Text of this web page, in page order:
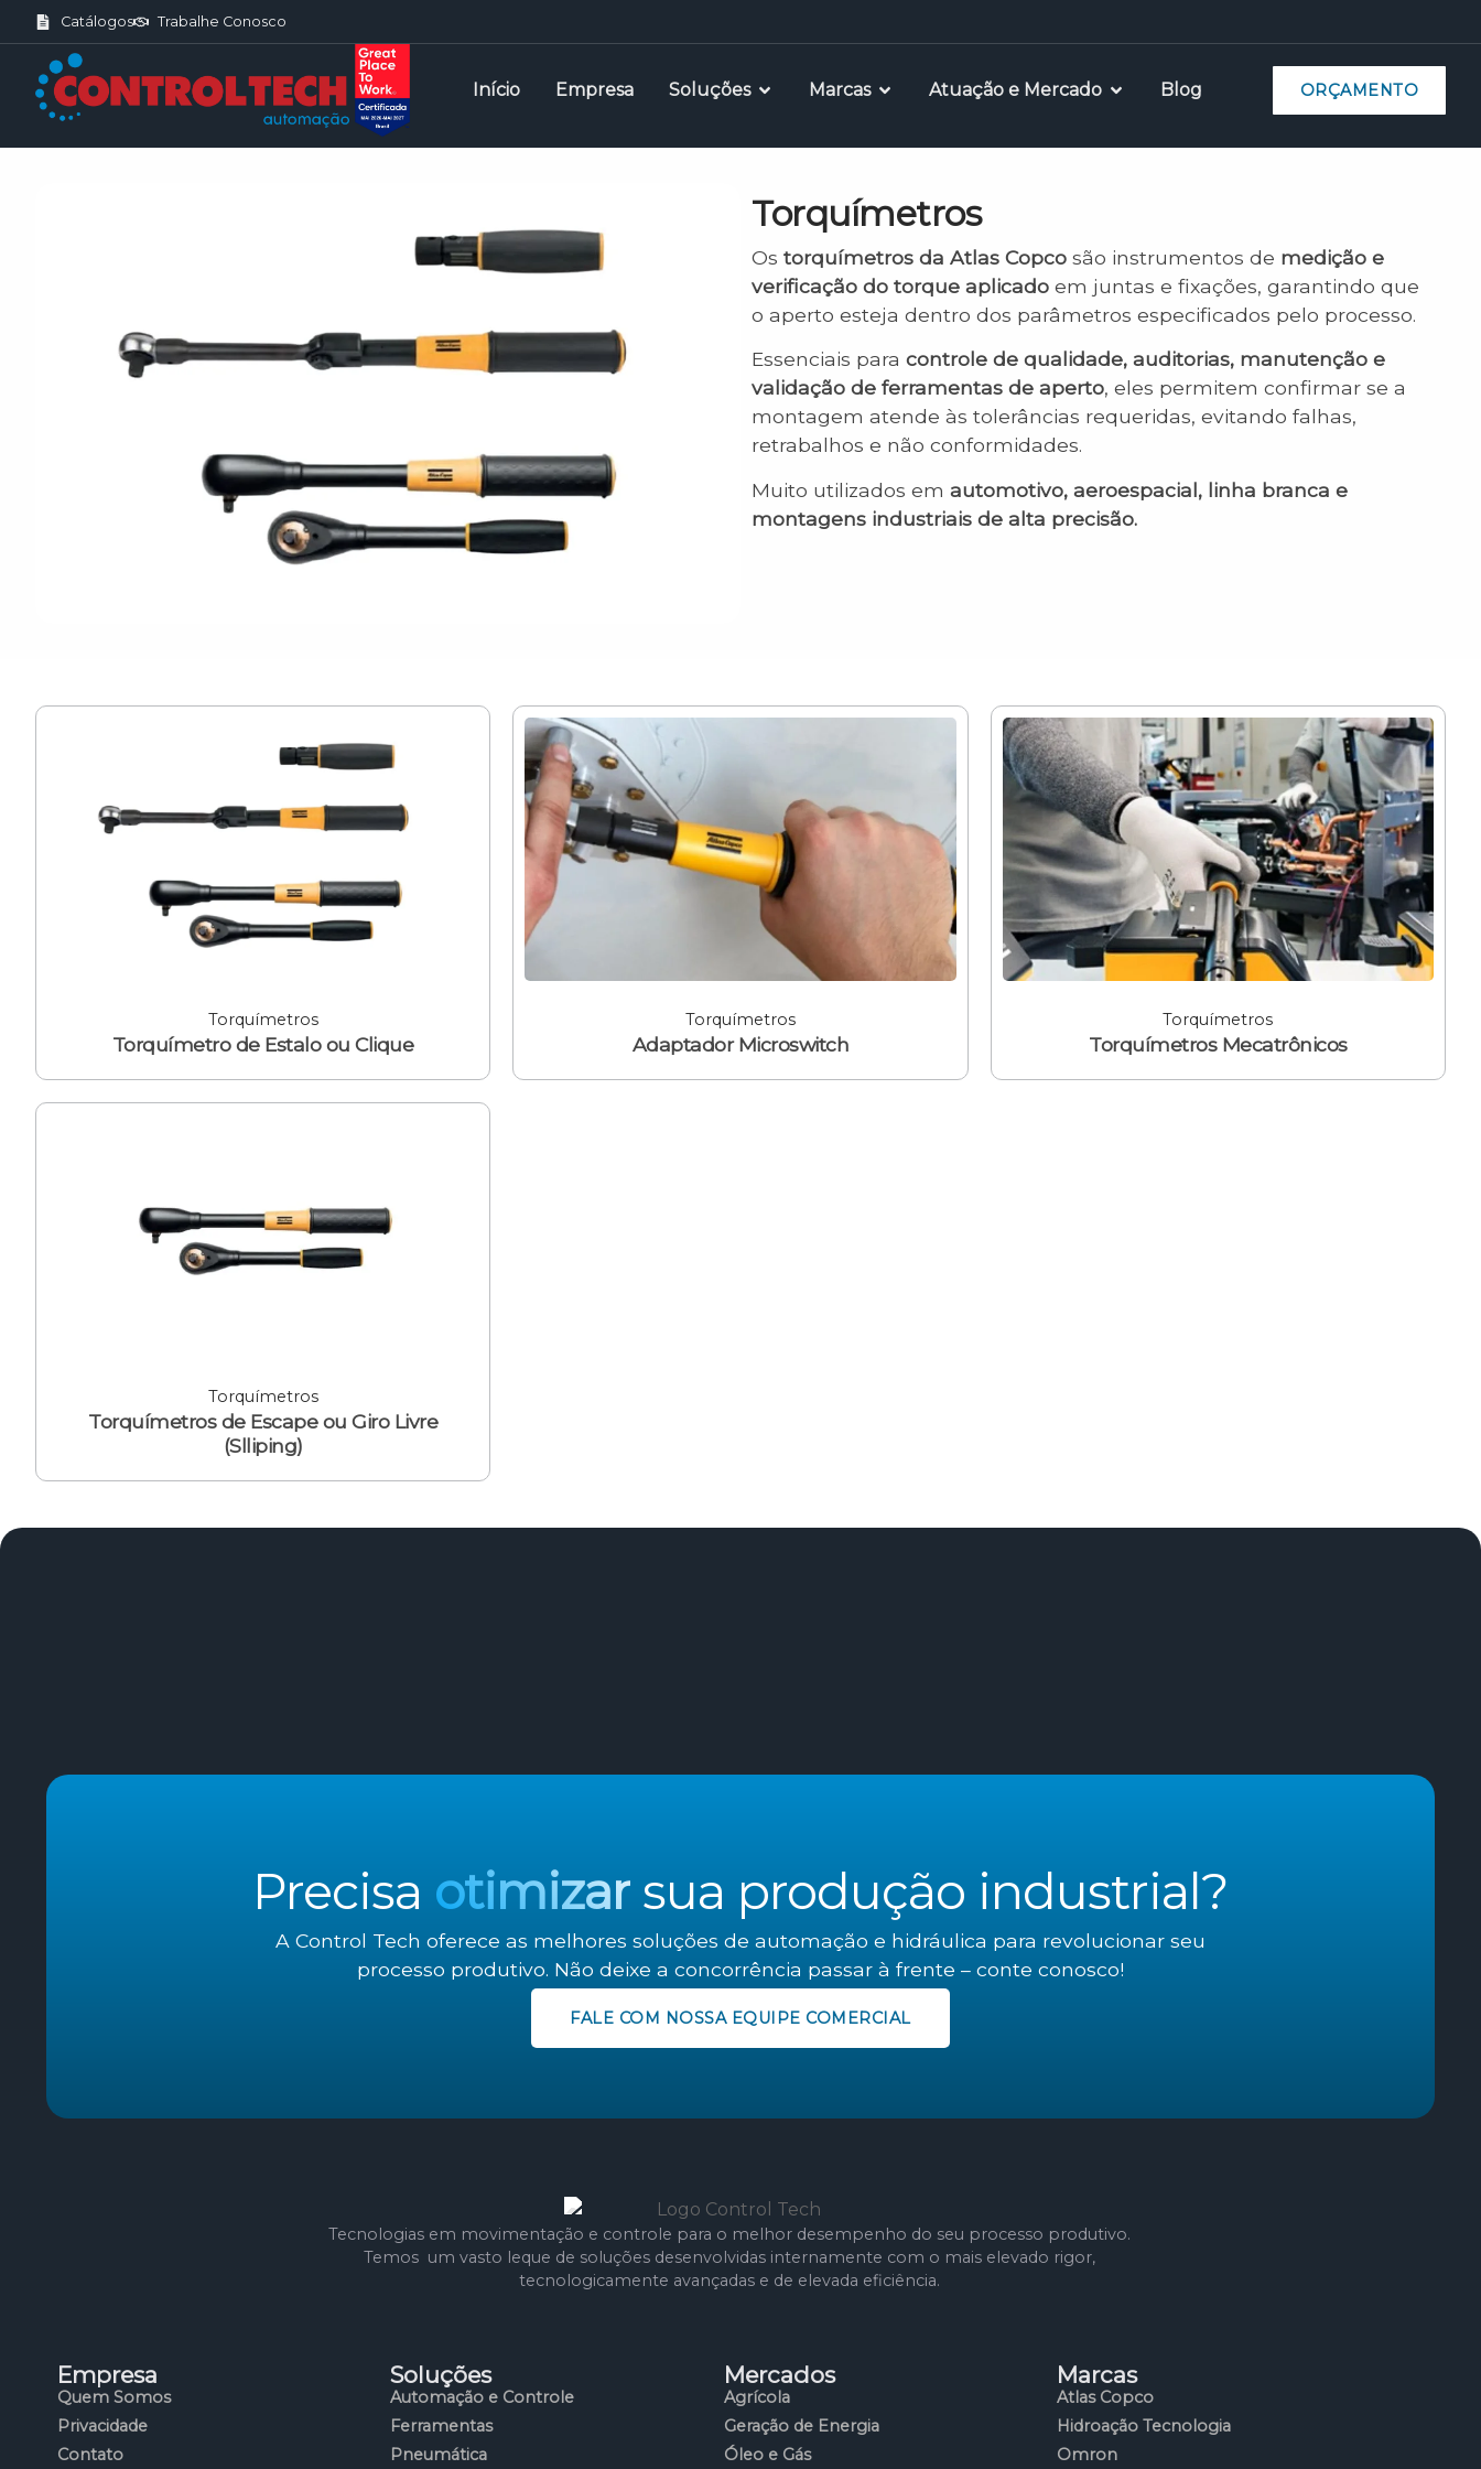
Catálogos Trabalhe Conosco
Início Empresa Soluções Marcas Atuação e Mercado Blog ORÇAMENTO
Torquímetros
Os torquímetros da Atlas Copco são instrumentos de medição e
verificação do torque aplicado em juntas e fixações, garantindo que
o aperto esteja dentro dos parâmetros especificados pelo processo.
Essenciais para controle de qualidade, auditorias, manutenção e
validação de ferramentas de aperto, eles permitem confirmar se a
montagem atende às tolerâncias requeridas, evitando falhas,
retrabalhos e não conformidades.
Muito utilizados em automotivo, aeroespacial, linha branca e
montagens industriais de alta precisão.
Torquímetros
Torquímetro de Estalo ou Clique
Torquímetros
Adaptador Microswitch
Torquímetros
Torquímetros Mecatrônicos
Torquímetros
Torquímetros de Escape ou Giro Livre
(Slliping)
Precisa otimizar sua produção industrial?
A Control Tech oferece as melhores soluções de automação e hidráulica para revolucionar seu
processo produtivo. Não deixe a concorrência passar à frente – conte conosco!
FALE COM NOSSA EQUIPE COMERCIAL
Tecnologias em movimentação e controle para o melhor desempenho do seu processo produtivo.
Temos um vasto leque de soluções desenvolvidas internamente com o mais elevado rigor,
tecnologicamente avançadas e de elevada eficiência.
Empresa
Quem Somos
Privacidade
Contato
Soluções
Automação e Controle
Ferramentas
Pneumática
Mercados
Agrícola
Geração de Energia
Óleo e Gás
Marcas
Atlas Copco
Hidroação Tecnologia
Omron